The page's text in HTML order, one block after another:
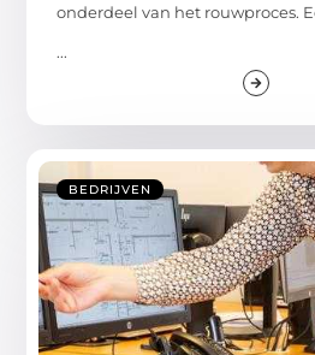
onderdeel van het rouwproces.
...
BEDRIJVEN